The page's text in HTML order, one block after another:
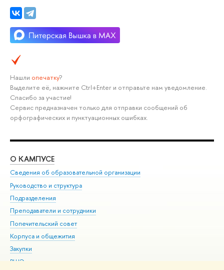
Нашли опечатку?
Выделите её, нажмите Ctrl+Enter и отправьте нам уведомление.
Спасибо за участие!
Сервис предназначен только для отправки сообщений об
орфографических и пунктуационных ошибках.
О КАМПУСЕ
Сведения об образовательной организации
Руководство и структура
Подразделения
Преподаватели и сотрудники
Попечительский совет
Корпуса и общежития
Закупки
ВШЭ для студентов с ограниченными возможностями